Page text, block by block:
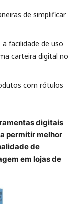
de simplificar
facilidade de uso
carteira digital no
com rótulos
digitais
permitir melhor
de
em lojas de